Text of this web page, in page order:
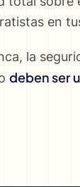
en
la
deben ser